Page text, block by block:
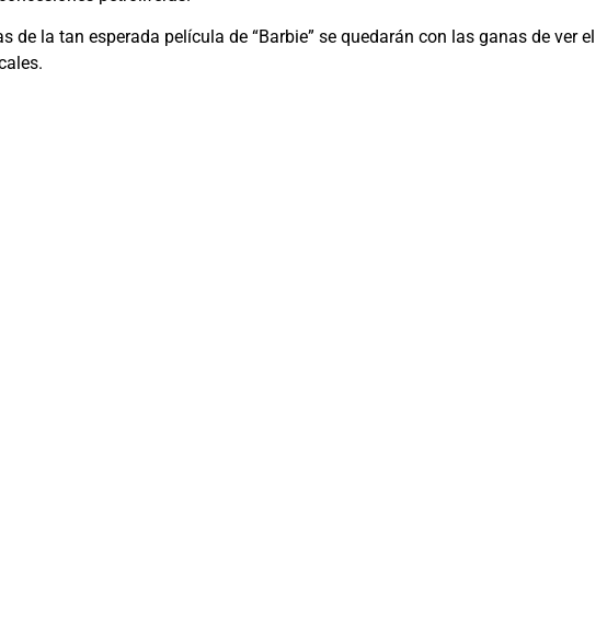
la tan esperada película de “Barbie” se quedarán con las ganas de ver el